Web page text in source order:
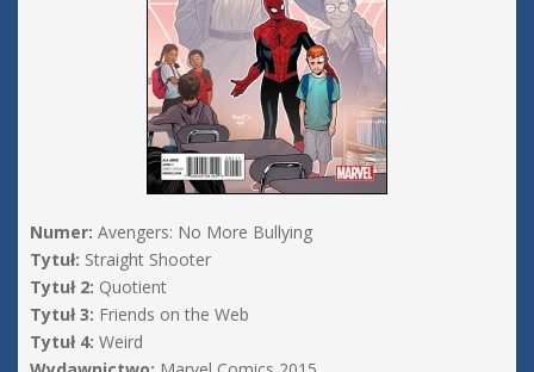
Numer: Avengers: No More Bullying
Tytuł: Straight Shooter
Tytuł 2: Quotient
Tytuł 3: Friends on the Web
Tytuł 4: Weird